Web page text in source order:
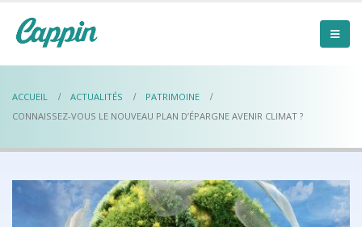
ACCUEIL ACTUALITÉS
PATRIMOINE
CONNAISSEZ-VOUS LE NOUVEAU PLAN D’ÉPARGNE AVENIR CLIMAT ?